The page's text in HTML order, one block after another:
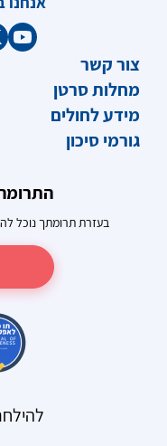
מחלות סרטן
מידע לחולים
גורמי סיכון
צור קשר
בעזרת תרומתך נוכל